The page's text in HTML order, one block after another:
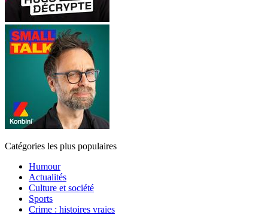
Catégories les plus populaires
Humour
Actualités
Culture et société
Sports
Crime : histoires vraies